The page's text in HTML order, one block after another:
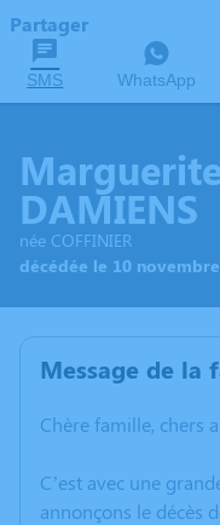
Partager
SMS WhatsApp
Marguerite
DAMIENS
née COFFINIER
décédée le 10
Message de la
Chère famille, chers
C’est avec une
annonçons le décès